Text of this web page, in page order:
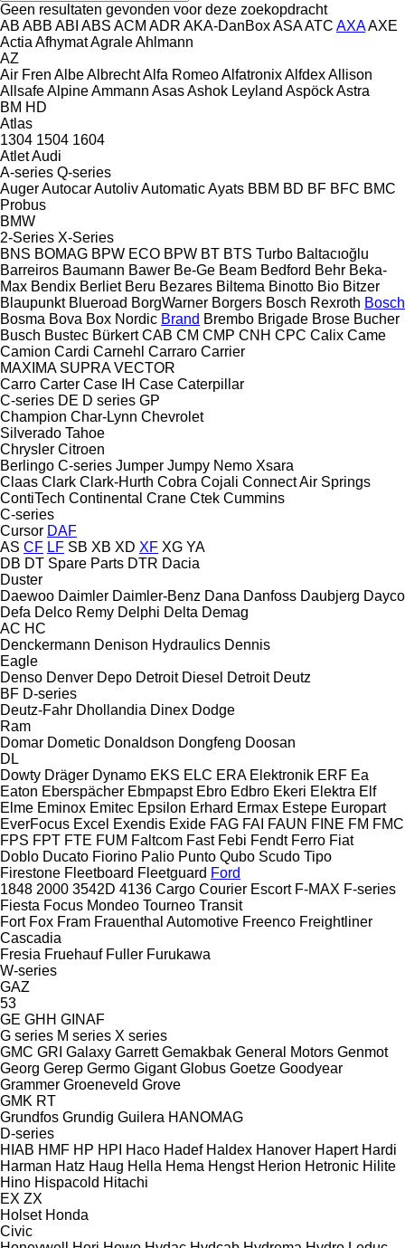
Geen resultaten gevonden voor deze zoekopdracht
AB ABB ABI ABS ACM ADR AKA-DanBoxASAATC AXAAXE
Actia AfhymatAgraleAhlmann
AZ
Air Fren AlbeAlbrechtAlfa RomeoAlfatronixAlfdexAllison
AllsafeAlpineAmmann AsasAshok Leyland AspöckAstra
BM HD
Atlas
1304 1504 1604
AtletAudi
A-series Q-series
AugerAutocarAutolivAutomaticAyats BBM BD BF BFC BMC
Probus
BMW
2-Series X-Series
BNS BOMAG BPW ECO BPW BT BTS Turbo Baltacıoğlu
Barreiros Baumann Bawer Be-Ge Beam Bedford Behr Beka-
Max Bendix Berliet Beru Bezares Biltema Binotto Bio Bitzer
Blaupunkt Blueroad BorgWarner Borgers Bosch Rexroth Bosch
Bosma Bova Box Nordic Brand Brembo Brigade Brose Bucher
Busch Bustec Bürkert CAB CM CMP CNH CPC Calix Came
Camion Cardi Carnehl Carraro Carrier
MAXIMA SUPRA VECTOR
Carro Carter Case IH Case Caterpillar
C-series DE D series GP
Champion Char-Lynn Chevrolet
Silverado Tahoe
Chrysler Citroen
Berlingo C-series Jumper Jumpy Nemo Xsara
Claas Clark Clark-Hurth Cobra Cojali Connect Air Springs
ContiTech Continental Crane Ctek Cummins
C-series
Cursor DAF
AS CF LF SB XB XD XF XG YA
DB DT Spare Parts DTR Dacia
Duster
Daewoo Daimler Daimler-Benz Dana Danfoss Daubjerg Dayco
Defa Delco Remy Delphi Delta Demag
AC HC
Denckermann Denison Hydraulics Dennis
Eagle
Denso Denver Depo Detroit Diesel Detroit Deutz
BF D-series
Deutz-Fahr Dhollandia Dinex Dodge
Ram
Domar Dometic Donaldson Dongfeng Doosan
DL
Dowty Dräger Dynamo EKS ELC ERA Elektronik ERF Ea
Eaton Eberspächer Ebmpapst Ebro Edbro Ekeri Elektra Elf
Elme Eminox Emitec Epsilon Erhard Ermax Estepe Europart
EverFocus Excel Exendis Exide FAG FAI FAUN FINE FM FMC
FPS FPT FTE FUM Faltcom Fast Febi Fendt Ferro Fiat
Doblo Ducato Fiorino Palio Punto Qubo Scudo Tipo
Firestone Fleetboard Fleetguard Ford
1848 2000 3542D 4136 Cargo Courier Escort F-MAX F-series
Fiesta Focus Mondeo Tourneo Transit
Fort Fox Fram Frauenthal Automotive Freenco Freightliner
Cascadia
Fresia Fruehauf Fuller Furukawa
W-series
GAZ
53
GE GHH GINAF
G series M series X series
GMC GRI Galaxy Garrett Gemakbak General Motors Genmot
Georg Gerep Germo Gigant Globus Goetze Goodyear
Grammer Groeneveld Grove
GMK RT
Grundfos Grundig Guilera HANOMAG
D-series
HIAB HMF HP HPI Haco Hadef Haldex Hanover Hapert Hardi
Harman Hatz Haug Hella Hema Hengst Herion Hetronic Hilite
Hino Hispacold Hitachi
EX ZX
Holset Honda
Civic